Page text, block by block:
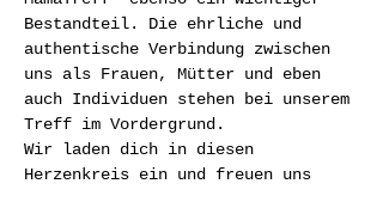
Bestandteil. Die ehrliche und
authentische Verbindung zwischen
uns als Frauen, Mütter und eben
auch Individuen stehen bei unserem
Treff im Vordergrund.
Wir laden dich in diesen
Herzenkreis ein und freuen uns